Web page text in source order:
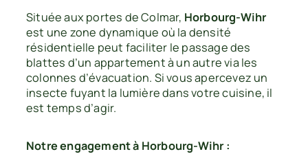
Située aux portes de Colmar, Horbourg-Wihr
est une zone dynamique où la densité
résidentielle peut faciliter le passage des
blattes d’un appartement à un autre via les
colonnes d’évacuation. Si vous apercevez un
insecte fuyant la lumière dans votre cuisine, il
est temps d’agir.
Notre engagement à Horbourg-Wihr :